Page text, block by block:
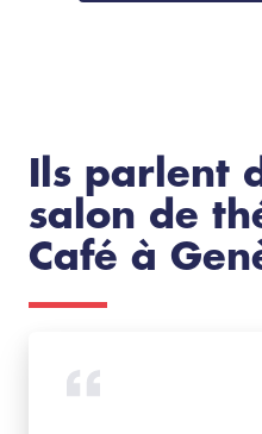
Ils parlent
salon de
Café à